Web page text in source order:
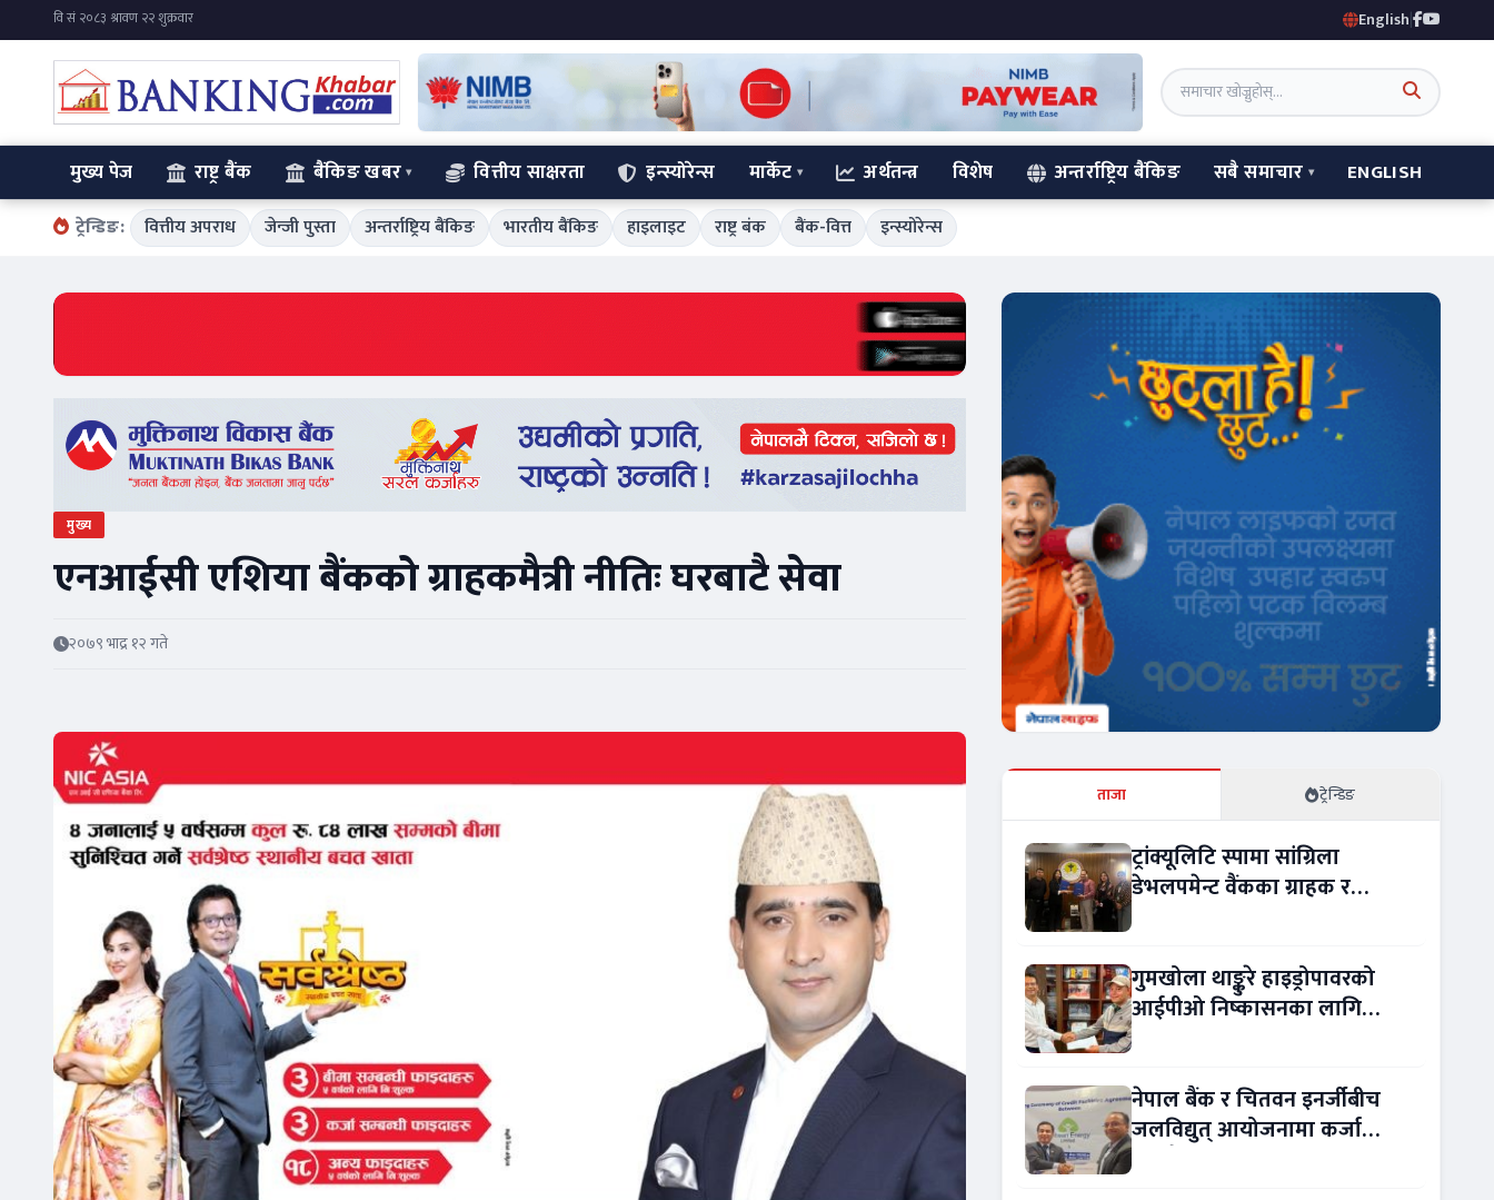
English|
मुख्य पेज राष्ट्र बैंक बैंकिङ खबर वित्तीय साक्षरता इन्स्योरेन्स मार्केट अर्थतन्त्र विशेष अन्तर्राष्ट्रिय बैंकिङ सबै समाचार ENGLISH
ट्रेन्डिङ: वित्तीय अपराध जेन्जी पुस्ता अन्तर्राष्ट्रिय बैंकिङ भारतीय बैंकिङ हाइलाइट राष्ट्र बंक बैंक-वित्त इन्स्योरेन्स
मुख्य
एनआईसी एशिया बैंकको ग्राहकमैत्री नीतिः घरबाटै सेवा
२०७९ भाद्र १२ गते
ताजा ट्रेन्डिङ
ट्रांक्यूलिटि स्पामा सांग्रिला
डेभलपमेन्ट वैंकका ग्राहक र
गुमखोला थाङ्कुरे हाइड्रोपावरको
आईपीओ निष्कासनका लागि
नेपाल बैंक र चितवन इनर्जीबीच
जलविद्युत् आयोजनामा कर्जा